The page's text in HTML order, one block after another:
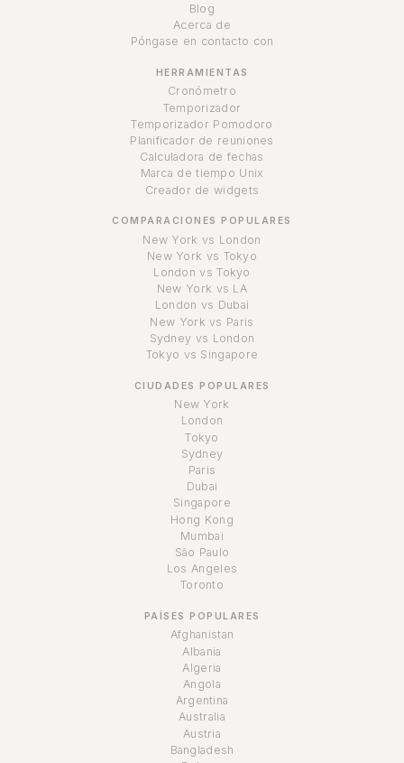
Blog
Acerca de
Póngase en contacto con
HERRAMIENTAS
Cronómetro
Temporizador
Temporizador Pomodoro
Planificador de reuniones
Calculadora de fechas
Marca de tiempo Unix
Creador de widgets
COMPARACIONES POPULARES
New York vs London
New York vs Tokyo
London vs Tokyo
New York vs LA
London vs Dubai
New York vs Paris
Sydney vs London
Tokyo vs Singapore
CIUDADES POPULARES
New York
London
Tokyo
Sydney
Paris
Dubai
Singapore
Hong Kong
Mumbai
São Paulo
Los Angeles
Toronto
PAÍSES POPULARES
Afghanistan
Albania
Algeria
Angola
Argentina
Australia
Austria
Bangladesh